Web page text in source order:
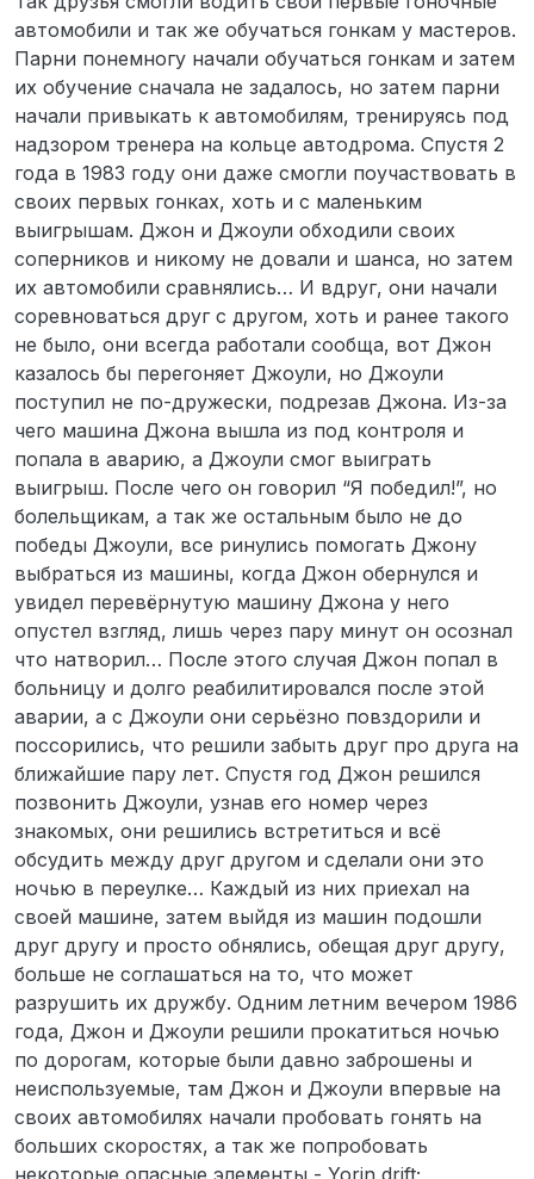
автомобили и так же обучаться гонкам у мастеров.
Парни понемногу начали обучаться гонкам и затем
их обучение сначала не задалось, но затем парни
начали привыкать к автомобилям, тренируясь под
надзором тренера на кольце автодрома. Спустя 2
года в 1983 году они даже смогли поучаствовать в
своих первых гонках, хоть и с маленьким
выигрышам. Джон и Джоули обходили своих
соперников и никому не довали и шанса, но затем
их автомобили сравнялись… И вдруг, они начали
соревноваться друг с другом, хоть и ранее такого
не было, они всегда работали сообща, вот Джон
казалось бы перегоняет Джоули, но Джоули
поступил не по-дружески, подрезав Джона. Из-за
чего машина Джона вышла из под контроля и
попала в аварию, а Джоули смог выиграть
выигрыш. После чего он говорил “Я победил!”, но
болельщикам, а так же остальным было не до
победы Джоули, все ринулись помогать Джону
выбраться из машины, когда Джон обернулся и
увидел перевёрнутую машину Джона у него
опустел взгляд, лишь через пару минут он осознал
что натворил… После этого случая Джон попал в
больницу и долго реабилитировался после этой
аварии, а с Джоули они серьёзно повздорили и
поссорились, что решили забыть друг про друга на
ближайшие пару лет. Спустя год Джон решился
позвонить Джоули, узнав его номер через
знакомых, они решились встретиться и всё
обсудить между друг другом и сделали они это
ночью в переулке… Каждый из них приехал на
своей машине, затем выйдя из машин подошли
друг другу и просто обнялись, обещая друг другу,
больше не соглашаться на то, что может
разрушить их дружбу. Одним летним вечером 1986
года, Джон и Джоули решили прокатиться ночью
по дорогам, которые были давно заброшены и
неиспользуемые, там Джон и Джоули впервые на
своих автомобилях начали пробовать гонять на
больших скоростях, а так же попробовать
некоторые опасные элементы - Yorin drift;